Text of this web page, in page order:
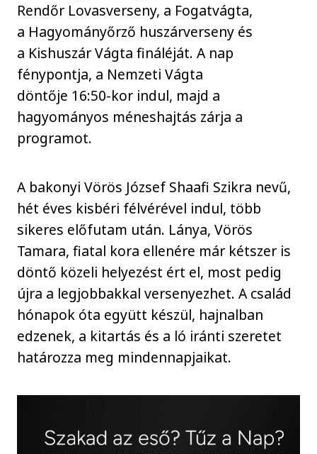
Rendőr Lovasverseny, a Fogatvágta,
a Hagyományőrző huszárverseny és
a Kishuszár Vágta fináléját. A nap
fénypontja, a Nemzeti Vágta
döntője 16:50-kor indul, majd a
hagyományos méneshajtás zárja a
programot.
A bakonyi Vörös József Shaafi Szikra nevű,
hét éves kisbéri félvérével indul, több
sikeres előfutam után. Lánya, Vörös
Tamara, fiatal kora ellenére már kétszer is
döntő közeli helyezést ért el, most pedig
újra a legjobbakkal versenyezhet. A család
hónapok óta együtt készül, hajnalban
edzenek, a kitartás és a ló iránti szeretet
határozza meg mindennapjaikat.